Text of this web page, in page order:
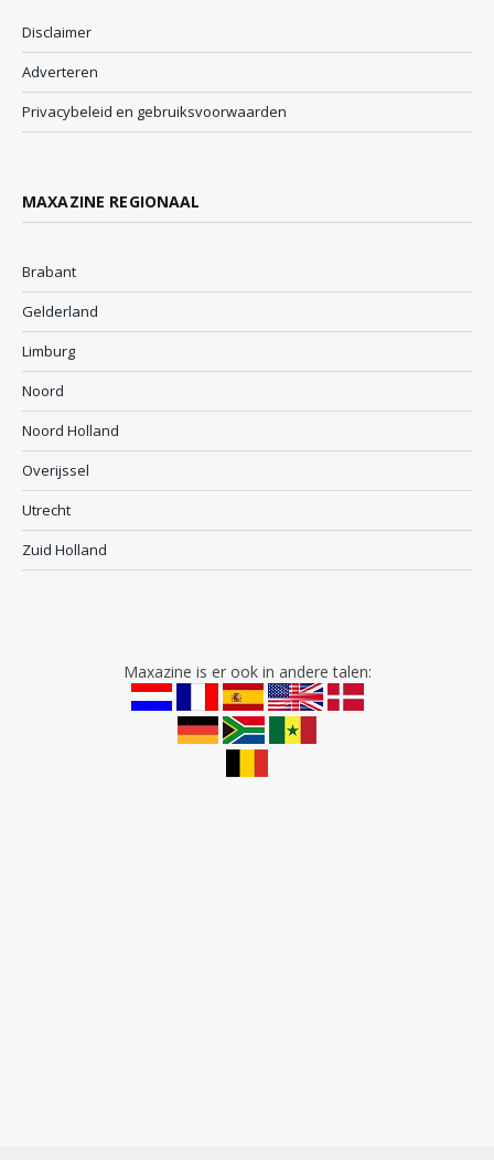
Disclaimer
Adverteren
Privacybeleid en gebruiksvoorwaarden
MAXAZINE REGIONAAL
Brabant
Gelderland
Limburg
Noord
Noord Holland
Overijssel
Utrecht
Zuid Holland
Maxazine is er ook in andere talen: